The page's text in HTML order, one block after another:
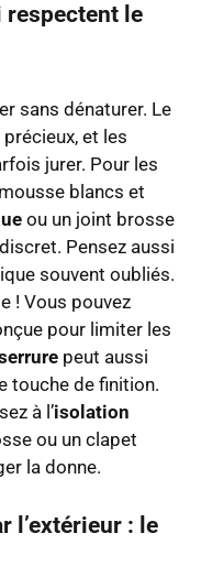
respectent le
sans dénaturer. Le
et les
jurer. Pour les
blancs et
ou un joint brosse
Pensez aussi
souvent oubliés.
! Vous pouvez
pour limiter les
peut aussi
touche de finition.
à l’isolation
ou un clapet
la donne.
l’extérieur : le